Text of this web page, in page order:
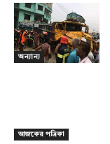
অন্যান্য
আজকের পত্রিকা